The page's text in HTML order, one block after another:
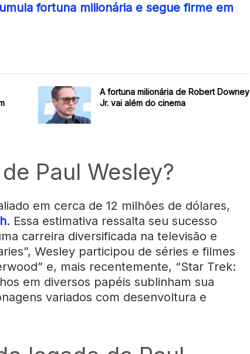
fortuna milionária e segue firme em
A fortuna milionária de Robert Downey
Jr. vai além do cinema
Paul Wesley?
em cerca de 12 milhões de dólares,
. Essa estimativa ressalta seu sucesso
carreira diversificada na televisão e
Wesley participou de séries e filmes
e, mais recentemente, “Star Trek:
em diversos papéis sublinham sua
variados com desenvoltura e